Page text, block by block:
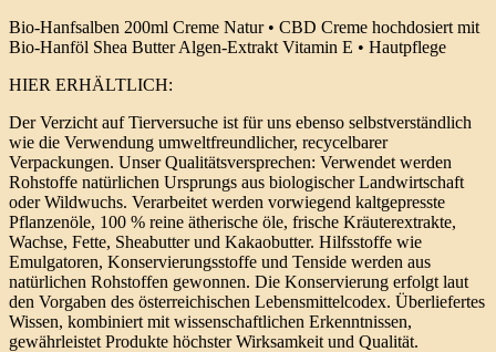
Bio-Hanfsalben 200ml Creme Natur • CBD Creme hochdosiert mit
Bio-Hanföl Shea Butter Algen-Extrakt Vitamin E • Hautpflege
HIER ERHÄLTLICH:
Der Verzicht auf Tierversuche ist für uns ebenso selbstverständlich
wie die Verwendung umweltfreundlicher, recycelbarer
Verpackungen. Unser Qualitätsversprechen: Verwendet werden
Rohstoffe natürlichen Ursprungs aus biologischer Landwirtschaft
oder Wildwuchs. Verarbeitet werden vorwiegend kaltgepresste
Pflanzenöle, 100 % reine ätherische öle, frische Kräuterextrakte,
Wachse, Fette, Sheabutter und Kakaobutter. Hilfsstoffe wie
Emulgatoren, Konservierungsstoffe und Tenside werden aus
natürlichen Rohstoffen gewonnen. Die Konservierung erfolgt laut
den Vorgaben des österreichischen Lebensmittelcodex. Überliefertes
Wissen, kombiniert mit wissenschaftlichen Erkenntnissen,
gewährleistet Produkte höchster Wirksamkeit und Qualität.